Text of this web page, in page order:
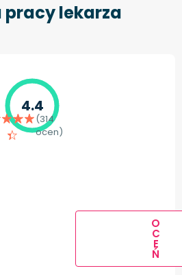
pracy lekarza
4.4
(314
ocen)
O
C
E
Ń